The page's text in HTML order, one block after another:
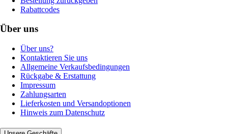
Rabattcodes
Über uns
Über uns?
Kontaktieren Sie uns
Allgemeine Verkaufsbedingungen
Rückgabe & Erstattung
Impressum
Zahlungsarten
Lieferkosten und Versandoptionen
Hinweis zum Datenschutz